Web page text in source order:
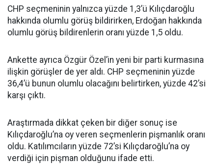
CHP seçmeninin yalnızca yüzde 1,3’ü Kılıçdaroğlu
hakkında olumlu görüş bildirirken, Erdoğan hakkında
olumlu görüş bildirenlerin oranı yüzde 1,5 oldu.
Ankette ayrıca Özgür Özel’in yeni bir parti kurmasına
ilişkin görüşler de yer aldı. CHP seçmeninin yüzde
36,4’ü bunun olumlu olacağını belirtirken, yüzde 42’si
karşı çıktı.
Araştırmada dikkat çeken bir diğer sonuç ise
Kılıçdaroğlu’na oy veren seçmenlerin pişmanlık oranı
oldu. Katılımcıların yüzde 72’si Kılıçdaroğlu’na oy
verdiği için pişman olduğunu ifade etti.